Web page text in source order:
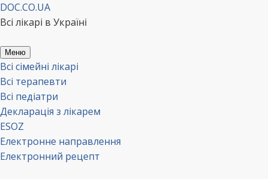
Перейти
до
DOC.CO.UA
Всі лікарі в Україні
Меню
Всі сімейні лікарі
Всі терапевти
Всі педіатри
Декларація з лікарем
ESOZ
Електронне направлення
Електронний рецепт